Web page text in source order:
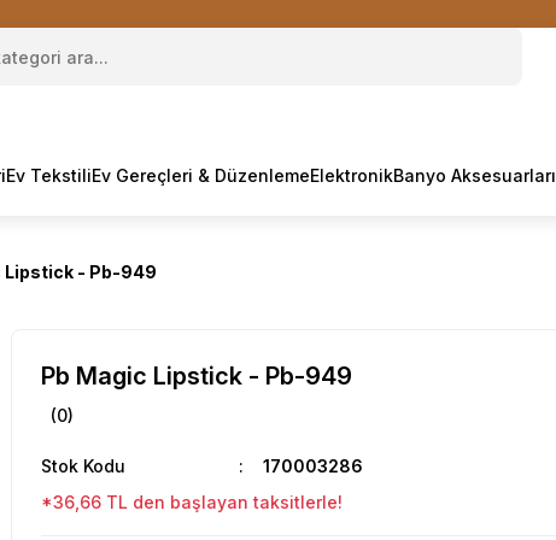
Ev TekstiliEv Gereçleri & DüzenlemeElektronikBanyo Aksesuarları
Lipstick - Pb-949
Pb Magic Lipstick - Pb-949
(0)
Stok Kodu
170003286
*36,66 TL den başlayan taksitlerle!